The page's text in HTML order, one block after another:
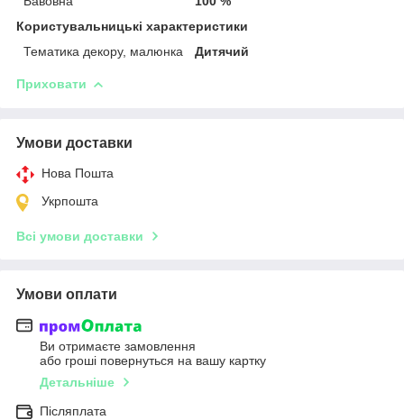
Користувальницькі характеристики
Тематика декору, малюнка
Дитячий
Приховати
Умови доставки
Нова Пошта
Укрпошта
Всі умови доставки
Умови оплати
Ви отримаєте замовлення
або гроші повернуться на вашу картку
Детальніше
Післяплата